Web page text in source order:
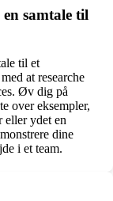
samtale til
til et
at researche
Øv dig på
over eksempler,
eller ydet en
dine
i et team.